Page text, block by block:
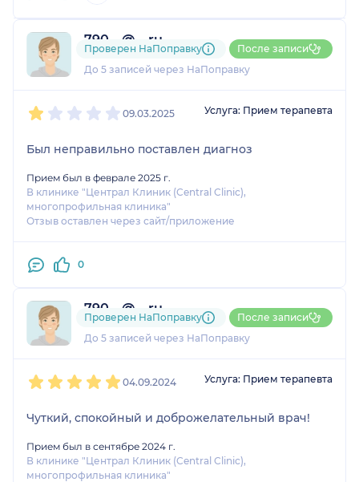
790....@....ru
1 отзыв
До 5 записей через НаПоправку
Проверен НаПоправку После записи
09.03.2025 Услуга: Прием терапевта
Был неправильно поставлен диагноз
Прием был в феврале 2025 г.
В клинике "Централ Клиник (Central Clinic),
многопрофильная клиника"
Отзыв оставлен через сайт/приложение
0
790....@....ru
1 отзыв
До 5 записей через НаПоправку
Проверен НаПоправку После записи
04.09.2024 Услуга: Прием терапевта
Чуткий, спокойный и доброжелательный врач!
Прием был в сентябре 2024 г.
В клинике "Централ Клиник (Central Clinic),
многопрофильная клиника"